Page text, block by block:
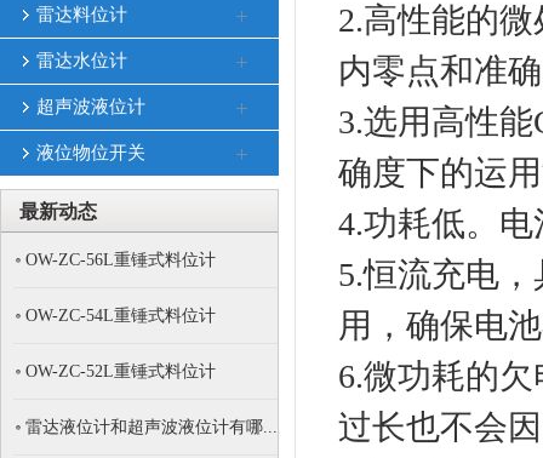
雷达料位计
雷达水位计
超声波液位计
液位物位开关
最新动态
OW-ZC-56L重锤式料位计
OW-ZC-54L重锤式料位计
OW-ZC-52L重锤式料位计
雷达液位计和超声波液位计有哪...
2.高性能的
内零点和准
3.选用高性
确度下的运
4.功耗低。
5.恒流充电
用，确保电
6.微功耗的
过长也不会